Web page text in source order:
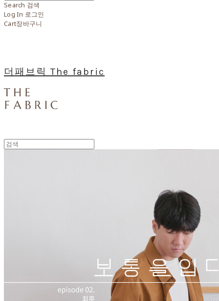
Search 검색
Log In 로그인
Cart장바구니
더패브릭 The fabric